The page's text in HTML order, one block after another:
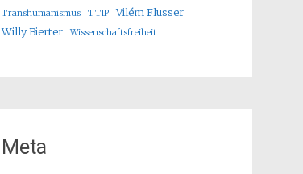
Transhumanismus
TTIP
Vilém Flusser
Willy Bierter
Wissenschaftsfreiheit
Meta